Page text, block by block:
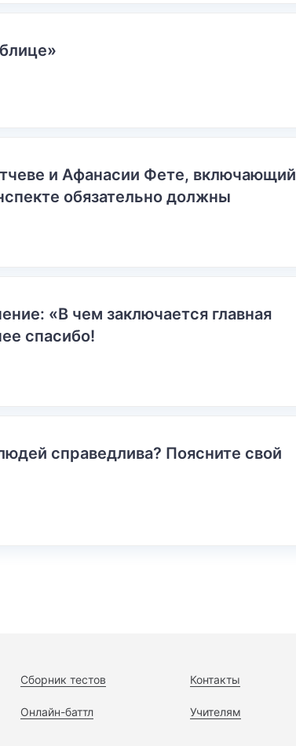
и Афанасии Фете, включающий
обязательно должны
«В чем заключается главная
спасибо!
справедлива? Поясните свой
Сборник тестов
Онлайн-баттл
Контакты
Учителям